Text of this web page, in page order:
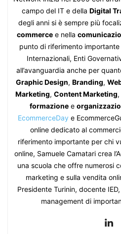
campo del IT e della Digital
degli anni si è sempre più
commercee nella
punto di riferimento
Internazionali, Enti
all’avanguardia anche per
Graphic Design, Branding,
Marketing, Content Marketing,
formazione e
EcommerceDay e
online dedicato al
riferimento importante per chi
online, Samuele Camatari crea
una scuola che offre numerosi
marketing e sulla vendita
Presidente Turinin, docente
management di